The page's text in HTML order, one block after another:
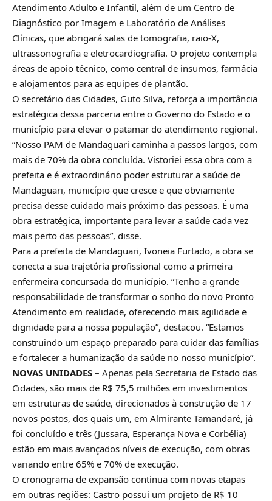
Atendimento Adulto e Infantil, além de um Centro de
Diagnóstico por Imagem e Laboratório de Análises
Clínicas, que abrigará salas de tomografia, raio-X,
ultrassonografia e eletrocardiografia. O projeto contempla
áreas de apoio técnico, como central de insumos, farmácia
e alojamentos para as equipes de plantão.
O secretário das Cidades, Guto Silva, reforça a importância
estratégica dessa parceria entre o Governo do Estado e o
município para elevar o patamar do atendimento regional.
“Nosso PAM de Mandaguari caminha a passos largos, com
mais de 70% da obra concluída. Vistoriei essa obra com a
prefeita e é extraordinário poder estruturar a saúde de
Mandaguari, município que cresce e que obviamente
precisa desse cuidado mais próximo das pessoas. É uma
obra estratégica, importante para levar a saúde cada vez
mais perto das pessoas”, disse.
Para a prefeita de Mandaguari, Ivoneia Furtado, a obra se
conecta a sua trajetória profissional como a primeira
enfermeira concursada do município. “Tenho a grande
responsabilidade de transformar o sonho do novo Pronto
Atendimento em realidade, oferecendo mais agilidade e
dignidade para a nossa população”, destacou. “Estamos
construindo um espaço preparado para cuidar das famílias
e fortalecer a humanização da saúde no nosso município”.
NOVAS UNIDADES – Apenas pela Secretaria de Estado das
Cidades, são mais de R$ 75,5 milhões em investimentos
em estruturas de saúde, direcionados à construção de 17
novos postos, dos quais um, em Almirante Tamandaré, já
foi concluído e três (Jussara, Esperança Nova e Corbélia)
estão em mais avançados níveis de execução, com obras
variando entre 65% e 70% de execução.
O cronograma de expansão continua com novas etapas
em outras regiões: Castro possui um projeto de R$ 10